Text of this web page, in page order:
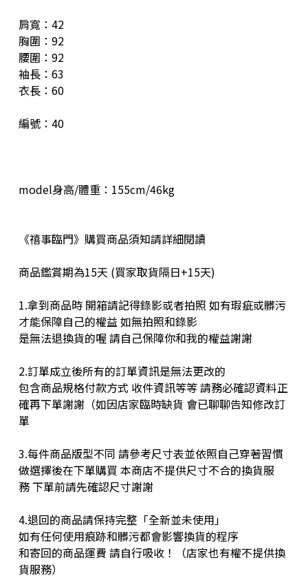
肩寬：42
胸圍：92
腰圍：92
袖長：63
衣長：60
編號：40
model身高/體重：155cm/46kg
《禧事臨門》購買商品須知請詳細閱讀
商品鑑賞期為15天 (買家取貨隔日+15天)
1.拿到商品時 開箱請記得錄影或者拍照 如有瑕疵或髒污
才能保障自己的權益 如無拍照和錄影
是無法退換貨的喔 請自己保障你和我的權益謝謝
2.訂單成立後所有的訂單資訊是無法更改的
包含商品規格付款方式 收件資訊等等 請務必確認資料正
確再下單謝謝（如因店家臨時缺貨 會已聊聊告知修改訂
單
3.每件商品版型不同 請參考尺寸表並依照自己穿著習慣
做選擇後在下單購買 本商店不提供尺寸不合的換貨服
務 下單前請先確認尺寸謝謝
4.退回的商品請保持完整「全新並未使用」
如有任何使用痕跡和髒污都會影響換貨的程序
和寄回的商品運費 請自行吸收！（店家也有權不提供換
貨服務）